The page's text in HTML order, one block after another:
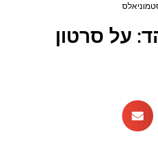
על סרטון